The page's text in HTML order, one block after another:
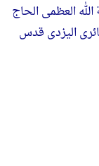
العظمی الحاج
الیزدی‌ قدس‌